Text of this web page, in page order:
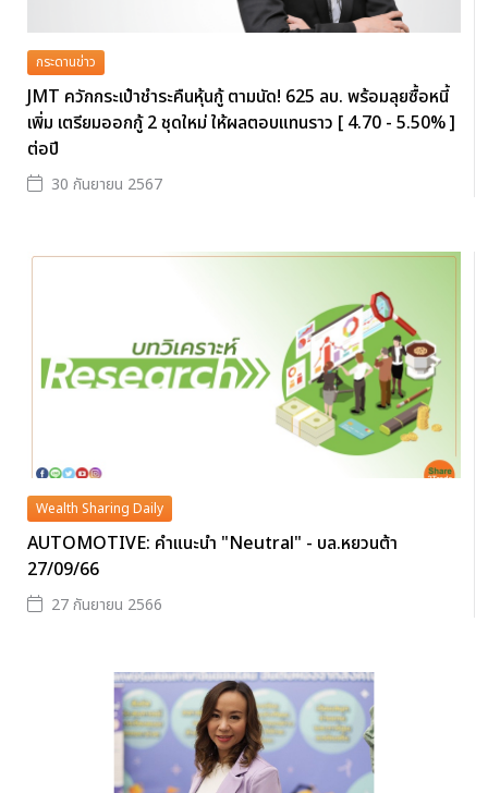
กระดานข่าว
JMT ควักกระเป๋าชำระคืนหุ้นกู้ ตามนัด! 625 ลบ. พร้อมลุยซื้อหนี้
เพิ่ม เตรียมออกกู้ 2 ชุดใหม่ ให้ผลตอบแทนราว [ 4.70 - 5.50% ]
ต่อปี
30 กันยายน 2567
Wealth Sharing Daily
AUTOMOTIVE: คำแนะนำ "Neutral" - บล.หยวนต้า
27/09/66
27 กันยายน 2566